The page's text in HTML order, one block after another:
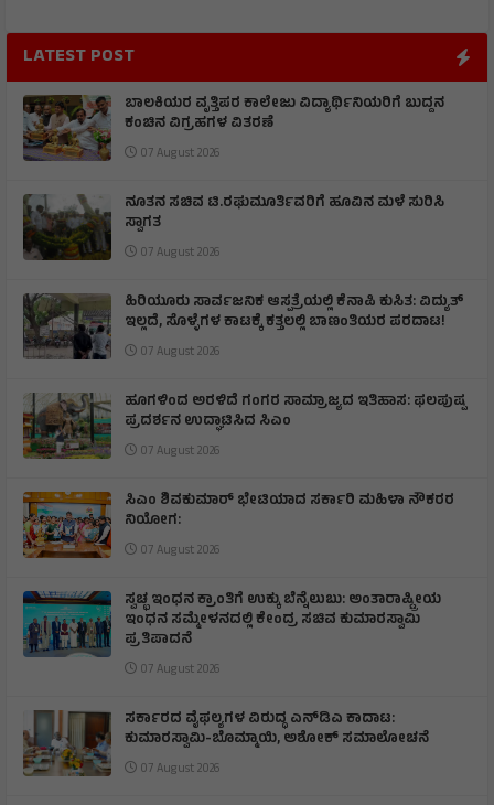
LATEST POST
ಬಾಲಕಿಯರ ವೃತ್ತಿಪರ ಕಾಲೇಜು ವಿದ್ಯಾರ್ಥಿನಿಯರಿಗೆ ಬುದ್ದನ
ಕಂಚಿನ ವಿಗ್ರಹಗಳ ವಿತರಣೆ
07 August 2026
ನೂತನ ಸಚಿವ ಟಿ.ರಘುಮೂರ್ತಿವರಿಗೆ ಹೂವಿನ ಮಳೆ ಸುರಿಸಿ
ಸ್ವಾಗತ
07 August 2026
ಹಿರಿಯೂರು ಸಾರ್ವಜನಿಕ ಆಸ್ಪತ್ರೆಯಲ್ಲಿ ಕೆನಾಪಿ ಕುಸಿತ: ವಿದ್ಯುತ್‌
ಇಲ್ಲದೆ, ಸೊಳ್ಳೆಗಳ ಕಾಟಕ್ಕೆ ಕತ್ತಲಲ್ಲಿ ಬಾಣಂತಿಯರ ಪರದಾಟ!
07 August 2026
ಹೂಗಳಿಂದ ಅರಳಿದೆ ಗಂಗರ ಸಾಮ್ರಾಜ್ಯದ ಇತಿಹಾಸ: ಫಲಪುಷ್ಪ
ಪ್ರದರ್ಶನ ಉದ್ಘಾಟಿಸಿದ ಸಿಎಂ
07 August 2026
ಸಿಎಂ ಶಿವಕುಮಾರ್‌ ಭೇಟಿಯಾದ ಸರ್ಕಾರಿ ಮಹಿಳಾ ನೌಕರರ
ನಿಯೋಗ:
07 August 2026
ಸ್ವಚ್ಛ ಇಂಧನ ಕ್ರಾಂತಿಗೆ ಉಕ್ಕು ಬೆನ್ನೆಲುಬು: ಅಂತಾರಾಷ್ಟ್ರೀಯ
ಇಂಧನ ಸಮ್ಮೇಳನದಲ್ಲಿ ಕೇಂದ್ರ ಸಚಿವ ಕುಮಾರಸ್ವಾಮಿ
ಪ್ರತಿಪಾದನೆ
07 August 2026
ಸರ್ಕಾರದ ವೈಫಲ್ಯಗಳ ವಿರುದ್ಧ ಎನ್‌ಡಿಎ ಕಾದಾಟ:
ಕುಮಾರಸ್ವಾಮಿ-ಬೊಮ್ಮಾಯಿ, ಅಶೋಕ್ ಸಮಾಲೋಚನೆ
07 August 2026